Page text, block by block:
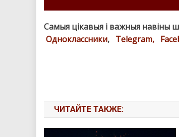
Самыя цікавыя і важныя навіны
Одноклассники, Telegram,
ЧИТАЙТЕ ТАКЖЕ: